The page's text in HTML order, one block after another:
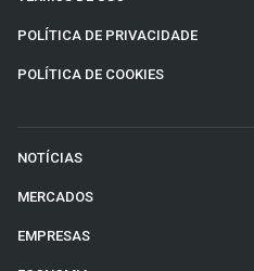
POLÍTICA DE PRIVACIDADE
POLÍTICA DE COOKIES
NOTÍCIAS
MERCADOS
EMPRESAS